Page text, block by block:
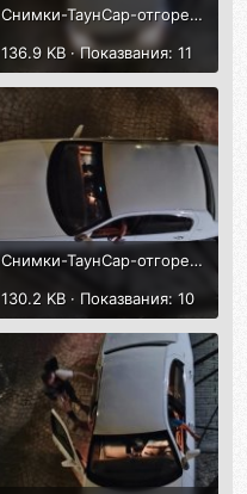
Снимки-ТаунСар-отгоре-5септ2025-2.jpg
136.9 KB · Показвания: 11
Снимки-ТаунСар-отгоре-5септ2025-4.jpg
130.2 KB · Показвания: 10